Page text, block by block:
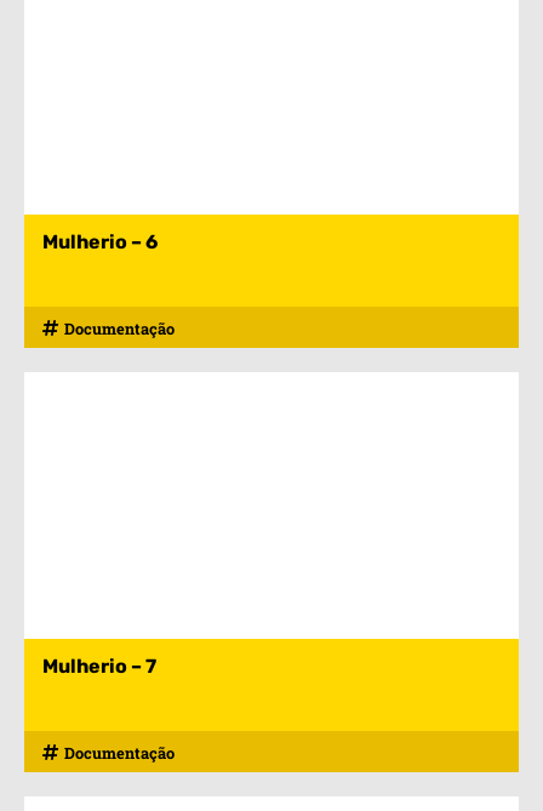
Mulherio – 6
Documentação
Mulherio – 7
Documentação